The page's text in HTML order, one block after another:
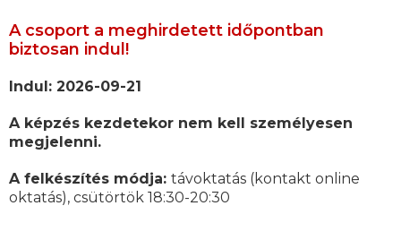
A csoport a meghirdetett időpontban
biztosan indul!
Indul: 2026-09-21
A képzés kezdetekor nem kell személyesen
megjelenni.
A felkészítés módja: távoktatás (kontakt online
oktatás), csütörtök 18:30-20:30